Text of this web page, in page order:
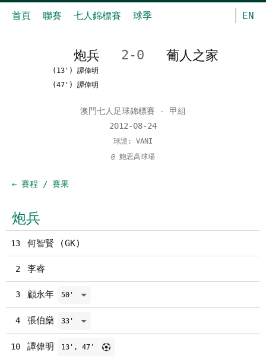
首頁 聯賽 七人錦標賽 球季 EN
炮兵 2-0 葡人之家
(13') 譚偉明
(47') 譚偉明
澳門七人足球錦標賽 - 甲組
2012-08-24
球證: VANI
@ 鮑思高球場
← 賽程 / 賽果
炮兵
13 何智賢 (GK)
2 李睿
3 顧永年 50'
4 張伯燊 33'
10 譚偉明 13', 47'